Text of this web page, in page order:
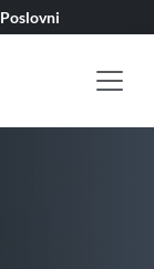
Poslovni